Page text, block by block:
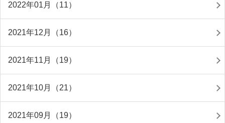
2022年01月（11）
2021年12月（16）
2021年11月（19）
2021年10月（21）
2021年09月（19）